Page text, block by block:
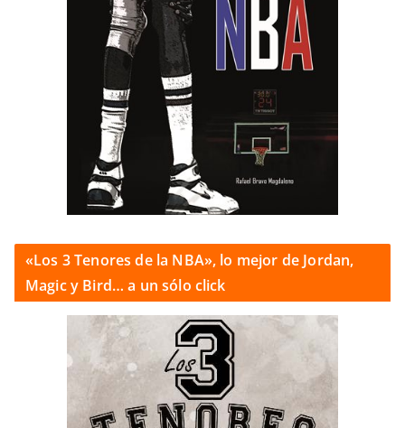
«Los 3 Tenores de la NBA», lo mejor de Jordan,
Magic y Bird… a un sólo click